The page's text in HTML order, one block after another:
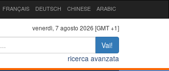
FRANÇAIS DEUTSCH CHINESE ARABIC
venerdì, 7 agosto 2026 [GMT +1]
Vai!
ricerca avanzata